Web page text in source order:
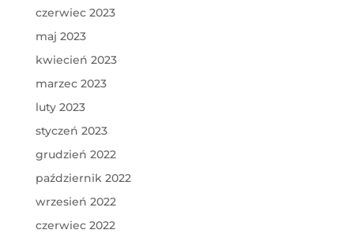
czerwiec 2023
maj 2023
kwiecień 2023
marzec 2023
luty 2023
styczeń 2023
grudzień 2022
październik 2022
wrzesień 2022
czerwiec 2022